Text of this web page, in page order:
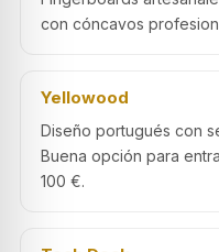
con cóncavos
Yellowood
Diseño portugués con
Buena opción para
100 €.